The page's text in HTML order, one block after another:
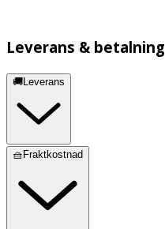
Leverans & betalning
🚚Leverans
🧺Fraktkostnad